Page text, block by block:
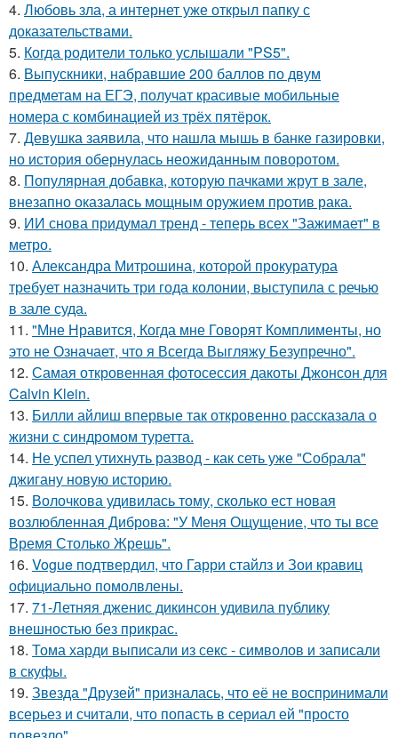
4. Любовь зла, а интернет уже открыл папку с
доказательствами.
5. Когда родители только услышали "PS5".
6. Выпускники, набравшие 200 баллов по двум
предметам на ЕГЭ, получат красивые мобильные
номера с комбинацией из трёх пятёрок.
7. Девушка заявила, что нашла мышь в банке газировки,
но история обернулась неожиданным поворотом.
8. Популярная добавка, которую пачками жрут в зале,
внезапно оказалась мощным оружием против рака.
9. ИИ снова придумал тренд - теперь всех "Зажимает" в
метро.
10. Александра Митрошина, которой прокуратура
требует назначить три года колонии, выступила с речью
в зале суда.
11. "Мне Нравится, Когда мне Говорят Комплименты, но
это не Означает, что я Всегда Выгляжу Безупречно".
12. Самая откровенная фотосессия дакоты Джонсон для
Calvin Klein.
13. Билли айлиш впервые так откровенно рассказала о
жизни с синдромом туретта.
14. Не успел утихнуть развод - как сеть уже "Собрала"
джигану новую историю.
15. Волочкова удивилась тому, сколько ест новая
возлюбленная Диброва: "У Меня Ощущение, что ты все
Время Столько Жрешь".
16. Vogue подтвердил, что Гарри стайлз и Зои кравиц
официально помолвлены.
17. 71-Летняя дженис дикинсон удивила публику
внешностью без прикрас.
18. Тома харди выписали из секс - символов и записали
в скуфы.
19. Звезда "Друзей" призналась, что её не воспринимали
всерьез и считали, что попасть в сериал ей "просто